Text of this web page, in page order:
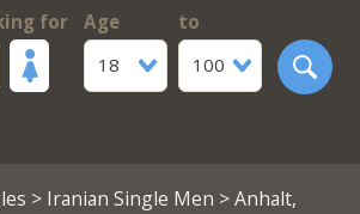
for
Age
18
to
100
> Iranian Single Men > Anhalt,